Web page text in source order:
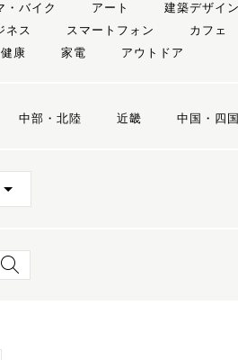
・バイク アート 建築デザイン
ネス スマートフォン カフェ
康 家電 アウトドア
中部・北陸 近畿 中国・四国